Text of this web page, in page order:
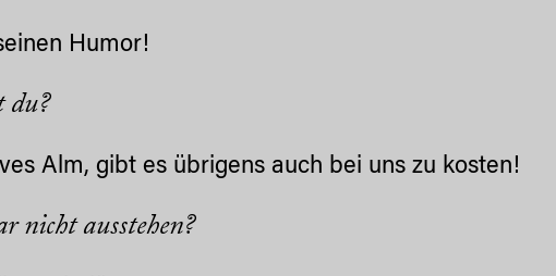
Humor!
du?
Alm, gibt es übrigens auch bei uns zu kosten!
nicht ausstehen?